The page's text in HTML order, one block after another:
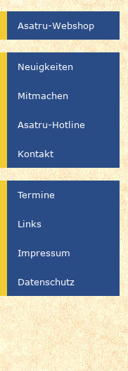
Asatru-Webshop
Neuigkeiten
Mitmachen
Asatru-Hotline
Kontakt
Termine
Links
Impressum
Datenschutz